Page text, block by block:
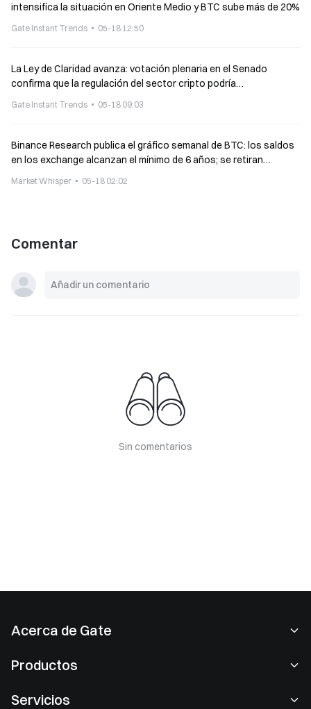
intensifica la situación en Oriente Medio y BTC sube más de 20%
Gate Instant Trends 05-18 12:50
La Ley de Claridad avanza: votación plenaria en el Senado
confirma que la regulación del sector cripto podría
Gate Instant Trends 05-18 09:03
Binance Research publica el gráfico semanal de BTC: los saldos
en los exchange alcanzan el mínimo de 6 años; se retiran
Market Whisper 05-18 02:02
Comentar
Sin comentarios
Acerca de Gate
Sala de prensa
Productos
Servicios